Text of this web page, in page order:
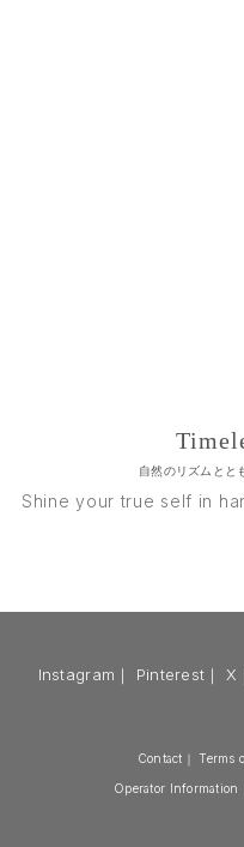
自然のリズムとと
Shine your true self in
Instagram ｜ Pinterest ｜ X
Contact ｜ Terms
Operator Information